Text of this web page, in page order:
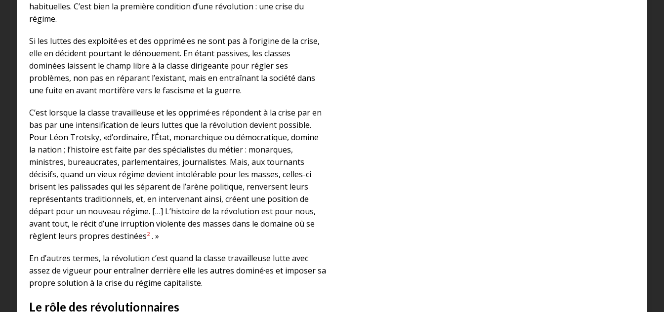
habituelles. C’est bien la première condition d’une révolution : une crise du
régime.
Si les luttes des exploité·es et des opprimé·es ne sont pas à l’origine de la crise,
elle en décident pourtant le dénouement. En étant passives, les classes
dominées laissent le champ libre à la classe dirigeante pour régler ses
problèmes, non pas en réparant l’existant, mais en entraînant la société dans
une fuite en avant mortifère vers le fascisme et la guerre.
C’est lorsque la classe travailleuse et les opprimé·es répondent à la crise par en
bas par une intensification de leurs luttes que la révolution devient possible.
Pour Léon Trotsky, «d’ordinaire, l’État, monarchique ou démocratique, domine
la nation ; l’histoire est faite par des spécialistes du métier : monarques,
ministres, bureaucrates, parlementaires, journalistes. Mais, aux tournants
décisifs, quand un vieux régime devient intolérable pour les masses, celles-ci
brisent les palissades qui les séparent de l’arène politique, renversent leurs
représentants traditionnels, et, en intervenant ainsi, créent une position de
départ pour un nouveau régime. […] L’histoire de la révolution est pour nous,
avant tout, le récit d’une irruption violente des masses dans le domaine où se
règlent leurs propres destinées2. »
En d’autres termes, la révolution c’est quand la classe travailleuse lutte avec
assez de vigueur pour entraîner derrière elle les autres dominé·es et imposer sa
propre solution à la crise du régime capitaliste.
Le rôle des révolutionnaires